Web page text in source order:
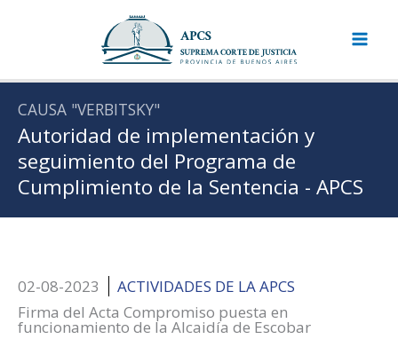
CAUSA "VERBITSKY"
Autoridad de implementación y
seguimiento del Programa de
Cumplimiento de la Sentencia - APCS
02-08-2023
ACTIVIDADES DE LA APCS
Firma del Acta Compromiso puesta en
funcionamiento de la Alcaidía de Escobar